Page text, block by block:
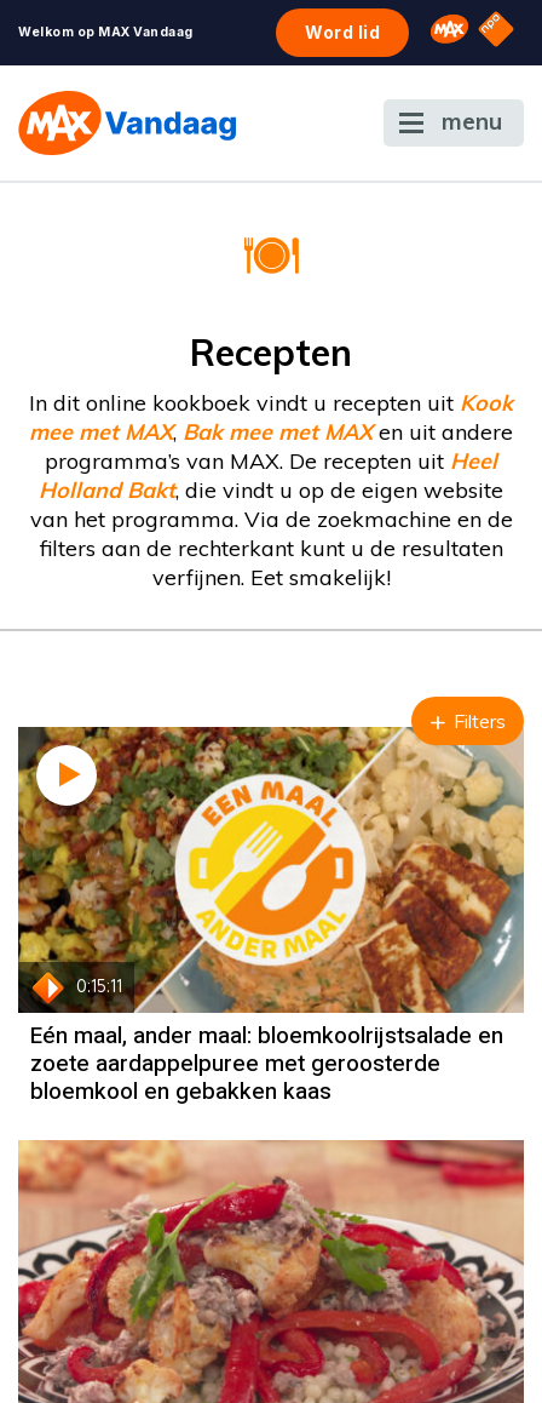
Welkom op MAX Vandaag Word lid Omroep
NPO
menu
Recepten
In dit online kookboek vindt u recepten uit Kook
mee met MAX, Bak mee met MAXen uit andere
programma’s van MAX. De recepten uit Heel
Holland Bakt, die vindt u op de eigen website
van het programma. Via de zoekmachine en de
filters aan de rechterkant kunt u de resultaten
verfijnen. Eet smakelijk!
0:15:11
Eén maal, ander maal: bloemkoolrijstsalade en
zoete aardappelpuree met geroosterde
bloemkool en gebakken kaas
Filters